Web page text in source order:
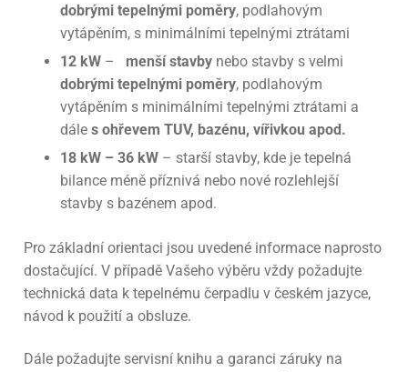
dobrými tepelnými poměry, podlahovým
vytápěním, s minimálními tepelnými ztrátami
12 kW – menší stavby nebo stavby s velmi
dobrými tepelnými poměry, podlahovým
vytápěním s minimálními tepelnými ztrátami a
dále s ohřevem TUV, bazénu, vířivkou apod.
18 kW – 36 kW – starší stavby, kde je tepelná
bilance méně příznivá nebo nové rozlehlejší
stavby s bazénem apod.
Pro základní orientaci jsou uvedené informace naprosto
dostačující. V případě Vašeho výběru vždy požadujte
technická data k tepelnému čerpadlu v českém jazyce,
návod k použití a obsluze.
Dále požadujte servisní knihu a garanci záruky na